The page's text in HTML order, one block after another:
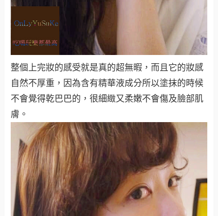
整個上完妝的感受就是真的超無暇，而且它的妝感
自然不厚重，因為含有精華液成分所以塗抹的時候
不會覺得乾巴巴的，很細緻又柔嫩不會傷及臉部肌
膚。